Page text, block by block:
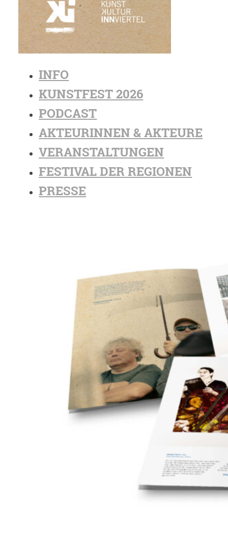
INFO
KUNSTFEST 2026
PODCAST
AKTEURINNEN & AKTEURE
VERANSTALTUNGEN
FESTIVAL DER REGIONEN
PRESSE